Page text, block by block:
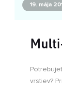
19. mája
vrstiev?